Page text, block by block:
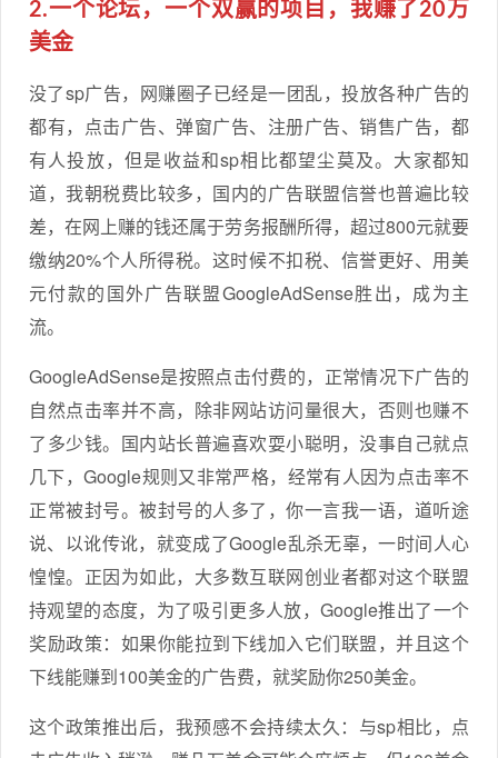
2.一个论坛，一个双赢的项目，我赚了20万
美金
没了sp广告，网赚圈子已经是一团乱，投放各种广告的
都有，点击广告、弹窗广告、注册广告、销售广告，都
有人投放，但是收益和sp相比都望尘莫及。大家都知
道，我朝税费比较多，国内的广告联盟信誉也普遍比较
差，在网上赚的钱还属于劳务报酬所得，超过800元就要
缴纳20%个人所得税。这时候不扣税、信誉更好、用美
元付款的国外广告联盟GoogleAdSense胜出，成为主
流。
GoogleAdSense是按照点击付费的，正常情况下广告的
自然点击率并不高，除非网站访问量很大，否则也赚不
了多少钱。国内站长普遍喜欢耍小聪明，没事自己就点
几下，Google规则又非常严格，经常有人因为点击率不
正常被封号。被封号的人多了，你一言我一语，道听途
说、以讹传讹，就变成了Google乱杀无辜，一时间人心
惶惶。正因为如此，大多数互联网创业者都对这个联盟
持观望的态度，为了吸引更多人放，Google推出了一个
奖励政策：如果你能拉到下线加入它们联盟，并且这个
下线能赚到100美金的广告费，就奖励你250美金。
这个政策推出后，我预感不会持续太久：与sp相比，点